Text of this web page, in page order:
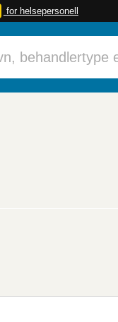
for helsepersonell